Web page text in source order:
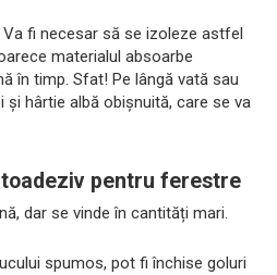
fi necesar să se izoleze astfel
materialul absoarbe
în timp. Sfat! Pe lângă vată sau
hârtie albă obișnuită, care se va
pentru ferestre
dar se vinde în cantități mari.
spumos, pot fi închise goluri